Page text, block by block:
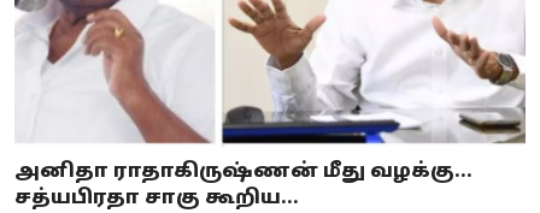
அனிதா ராதாகிருஷ்ணன் மீது வழக்கு...
சத்யபிரதா சாகு கூறிய...